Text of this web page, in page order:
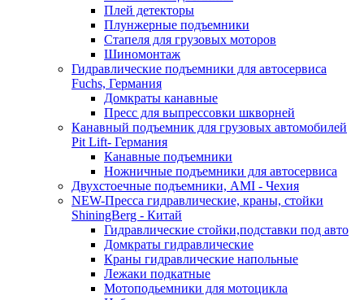
Плей детекторы
Плунжерные подъемники
Стапеля для грузовых моторов
Шиномонтаж
Гидравлические подъемники для автосервиса
Fuchs, Германия
Домкраты канавные
Пресс для выпрессовки шкворней
Канавный подъемник для грузовых автомобилей
Pit Lift- Германия
Канавные подъемники
Ножничные подъемники для автосервиса
Двухстоечные подъемники, АМІ - Чехия
NEW-Пресса гидравлические, краны, стойки
ShiningBerg - Китай
Гидравлические стойки,подставки под авто
Домкраты гидравлические
Краны гидравлические напольные
Лежаки подкатные
Мотоподьемники для мотоцикла